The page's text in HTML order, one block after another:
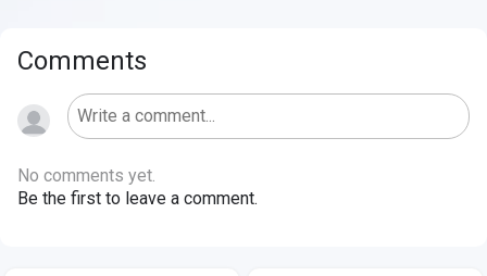
Comments
No comments yet.
Be the first to leave a comment.